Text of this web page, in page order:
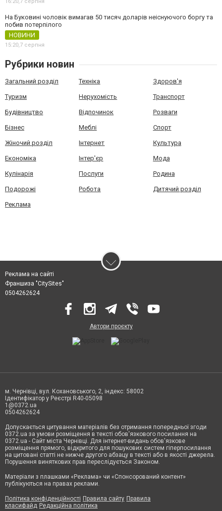
16:20,7 серпня
На Буковині чоловік вимагав 50 тисяч доларів неіснуючого боргу та
побив потерпілого
НОВИНИ
15:20,7 серпня
Рубрики новин
Загальний розділ Техніка Здоров'я
Туризм Нерухомість Транспорт
Будівництво Відпочинок Розваги
Бізнес Меблі Спорт
Жіночий розділ Інтернет Культура
Економіка Інтер'єр Мода
Кулінарія Послуги Родина
Подорожі Робота Дитячий розділ
Реклама
Реклама на сайті
Франшиза "CitySites"
0504262624
Автори проєкту
м. Чернівці, вул. Кохановського, 2, індекс: 58002
Ідентифікатор у Реєстрі R40-05098
1@0372.ua
0504262624
Допускається цитування матеріалів без отримання попередньої згоди
0372.ua за умови розміщення в тексті обов'язкового посилання на
0372.ua - Сайт міста Чернівці. Для інтернет-видань обов'язкове
розміщення прямого, відкритого для пошукових систем гіперпосилання
на цитовані статті не нижче другого абзацу в тексті або в якості джерела.
Порушення виняткових прав переслідується Законом.
Матеріали з плашками «Реклама» чи «Спонсорований контент»
публікуються на правах реклами.
Політика конфіденційності Правила сайту Правила
класифайд Редакційна політика